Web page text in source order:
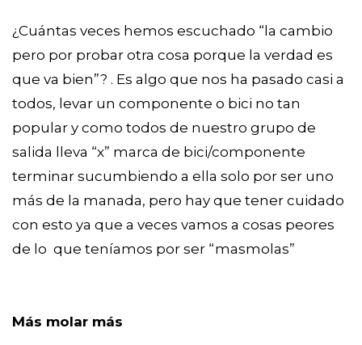
¿Cuántas veces hemos escuchado “la cambio
pero por probar otra cosa porque la verdad es
que va bien”? . Es algo que nos ha pasado casi a
todos, levar un componente o bici no tan
popular y como todos de nuestro grupo de
salida lleva “x” marca de bici/componente
terminar sucumbiendo a ella solo por ser uno
más de la manada, pero hay que tener cuidado
con esto ya que a veces vamos a cosas peores
de lo que teníamos por ser “masmolas”
Más molar más